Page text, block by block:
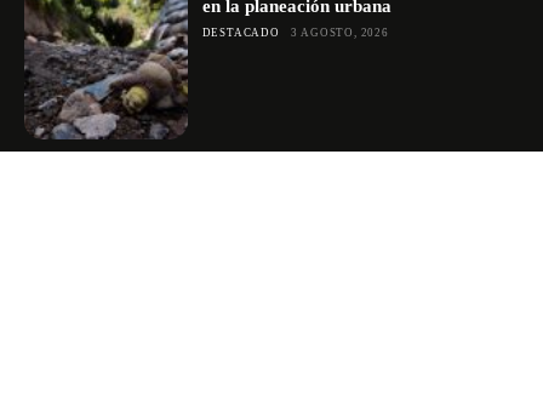
en la planeación urbana
DESTACADO 3 AGOSTO, 2026